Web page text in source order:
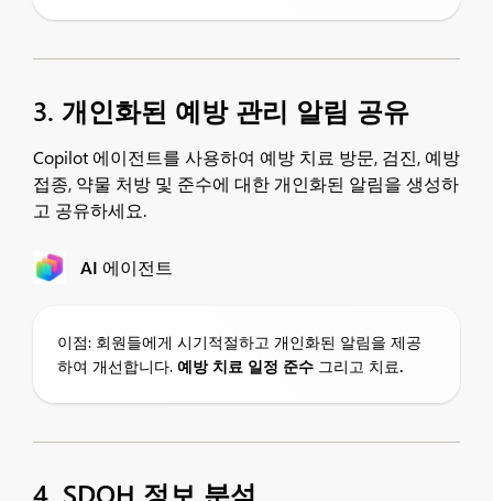
3. 개인화된 예방 관리 알림 공유
Copilot 에이전트를 사용하여 예방 치료 방문, 검진, 예방
접종, 약물 처방 및 준수에 대한 개인화된 알림을 생성하
고 공유하세요.
AI 에이전트
이점: 회원들에게 시기적절하고 개인화된 알림을 제공
하여 개선합니다. 예방 치료 일정 준수 그리고 치료.
4. SDOH 정보 분석